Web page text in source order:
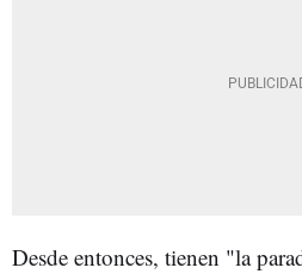
Desde entonces, tienen "la